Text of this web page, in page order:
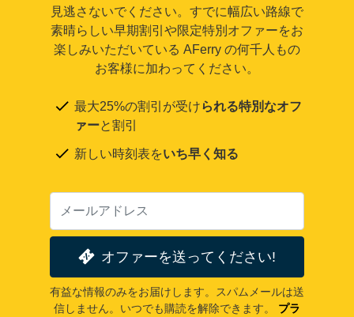
見逃さないでください。すでに幅広い路線で
素晴らしい早期割引や限定特別オファーをお
楽しみいただいている AFerry の何千人もの
お客様に加わってください。
最大25%の割引が受けられる特別なオフ
ァーと割引
新しい時刻表をいち早く知る
オファーを送ってください!
有益な情報のみをお届けします。スパムメールは送
信しません。いつでも購読を解除できます。
プラ